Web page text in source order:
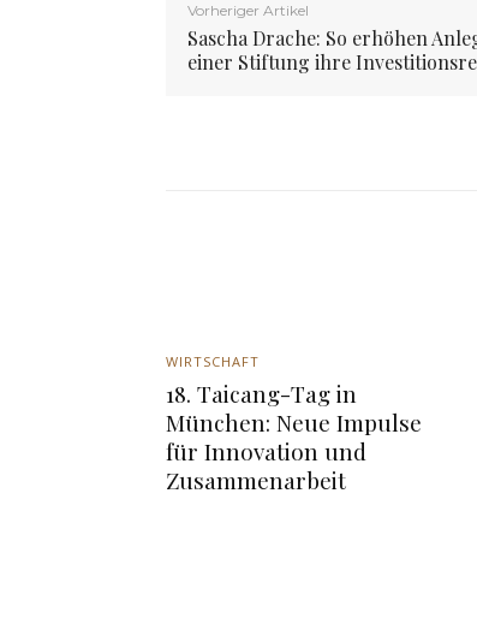
Vorheriger Artikel
Sascha Drache: So erhöhen
einer Stiftung ihre
WIRTSCHAFT
18. Taicang-Tag in
München: Neue Impulse
für Innovation und
Zusammenarbeit